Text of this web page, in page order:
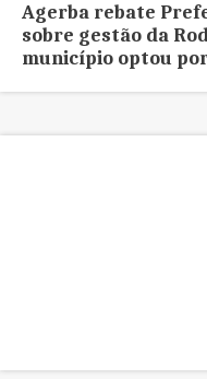
Agerba rebate
sobre gestão da
município optou